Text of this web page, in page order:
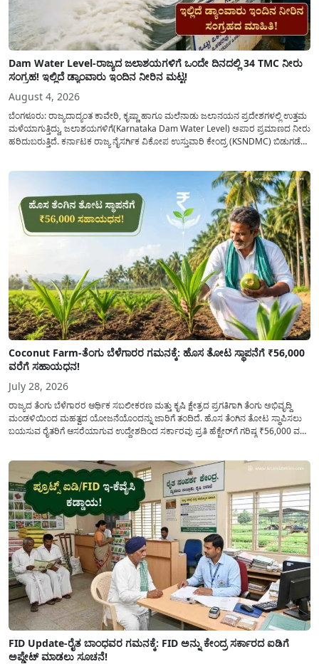
Dam Water Level-ರಾಜ್ಯದ ಜಲಾಶಯಗಳಿಗೆ ಒಂದೇ ದಿನದಲ್ಲಿ 34 TMC ನೀರು
ಸಂಗ್ರಹ! ಇಲ್ಲಿದೆ ಡ್ಯಾಂವಾರು ಇಂದಿನ ನೀರಿನ ಮಟ್ಟ!
August 4, 2026
ಬೆಂಗಳೂರು: ರಾಜ್ಯದಾದ್ಯಂತ ಕಾವೇರಿ, ಕೃಷ್ಣಾ ಹಾಗೂ ಮಲೆನಾಡು ಜಲಾನಯನ ಪ್ರದೇಶಗಳಲ್ಲಿ ಉತ್ತಮ
ಮಳೆಯಾಗುತ್ತಿದ್ದು, ಜಲಾಶಯಗಳಿಗೆ(Karnataka Dam Water Level) ಅಪಾರ ಪ್ರಮಾಣದ ನೀರು
ಹರಿದುಬರುತ್ತಿದೆ. ಕರ್ನಾಟಕ ರಾಜ್ಯ ನೈಸರ್ಗಿಕ ವಿಕೋಪ ಉಸ್ತುವಾರಿ ಕೇಂದ್ರ (KSNDMC) ಬಿಡುಗಡೆ
Coconut Farm-ತೆಂಗು ಬೆಳೆಗಾರರ ಗಮನಕ್ಕೆ: ಹೊಸ ತೋಟ ಸ್ಥಾಪನೆಗೆ ₹56,000
ವರೆಗೆ ಸಹಾಯಧನ!
July 28, 2026
ರಾಜ್ಯದ ತೆಂಗು ಬೆಳೆಗಾರರ ಆರ್ಥಿಕ ಸಬಲೀಕರಣ ಮತ್ತು ಕೃಷಿ ಕ್ಷೇತ್ರದ ಪ್ರಗತಿಗಾಗಿ ತೆಂಗು ಅಭಿವೃದ್ದಿ
ಮಂಡಳಿಯಿಂದ ಮಹತ್ವದ ಯೋಜನೆಯೊಂದನ್ನು ಜಾರಿಗೆ ತಂದಿದೆ. ಹೊಸ ತೆಂಗಿನ ತೋಟ ಸ್ಥಾಪಿಸಲು
ಬಯಸುವ ರೈತರಿಗೆ ಆಸರೆಯಾಗುವ ಉದ್ದೇಶದಿಂದ ಸರ್ಕಾರವು ಪ್ರತಿ ಹೆಕ್ಟೇರ್‌ಗೆ ಗರಿಷ್ಠ ₹56,000 ವರೆಗೆ
FID Update-ರೈತ ಬಾಂಧವರ ಗಮನಕ್ಕೆ: FID ಅನ್ನು ಕೇಂದ್ರ ಸರ್ಕಾರದ ಐಡಿಗೆ
ಅಪ್ಡೇಟ್ ಮಾಡಲು ಸೂಚನೆ!